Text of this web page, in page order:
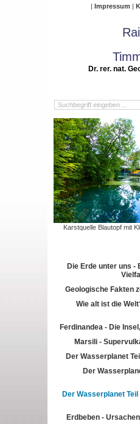
Impressum
Dr. rer. nat.
Karstquelle Blautopf mit
Die Erde unter uns -
Geologische Fakten
Wie alt ist die
Ferdinandea - Die
Marsili -
Der Wasserplanet
Der
Der Wasserplanet
Erdbeben -